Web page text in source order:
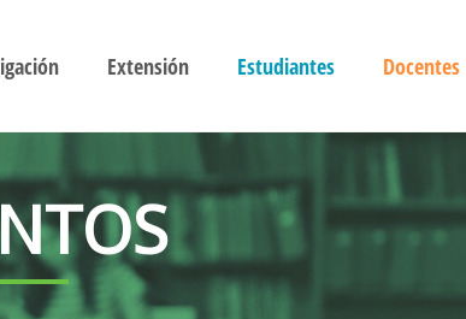
Extensión Estudiantes Docentes